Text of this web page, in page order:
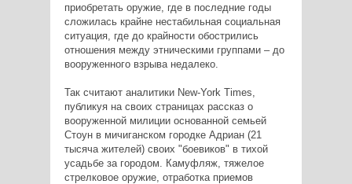
приобретать оружие, где в последние годы
сложилась крайне нестабильная социальная
ситуация, где до крайности обострились
отношения между этническими группами – до
вооруженного взрыва недалеко.
Так считают аналитики New-York Times,
публикуя на своих страницах рассказ о
вооруженной милиции основанной семьей
Стоун в мичиганском городке Адриан (21
тысяча жителей) своих "боевиков" в тихой
усадьбе за городом. Камуфляж, тяжелое
стрелковое оружие, отработка приемов